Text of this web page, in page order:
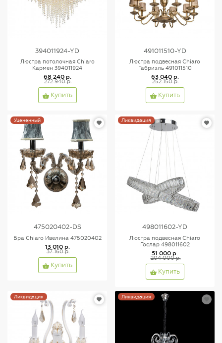
394011924-YD
Люстра потолочная Chiaro
Кармен 394011924
68 240 р.
272 940 р.
Купить
491011510-YD
Люстра подвесная Chiaro
Габриэль 491011510
63 040 р.
252 150 р.
Купить
Уцененный
475020402-DS
Бра Chiaro Ивелина 475020402
13 010 р.
37 160 р.
Купить
Ликвидация
498011602-YD
Люстра подвесная Chiaro
Гослар 498011602
51 000 р.
204 000 р.
Купить
Ликвидация Ликвидация